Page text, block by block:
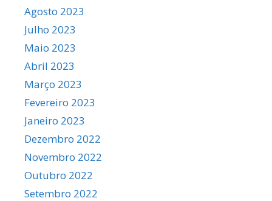
Agosto 2023
Julho 2023
Maio 2023
Abril 2023
Março 2023
Fevereiro 2023
Janeiro 2023
Dezembro 2022
Novembro 2022
Outubro 2022
Setembro 2022